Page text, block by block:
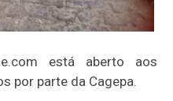
está aberto aos
por parte da Cagepa.